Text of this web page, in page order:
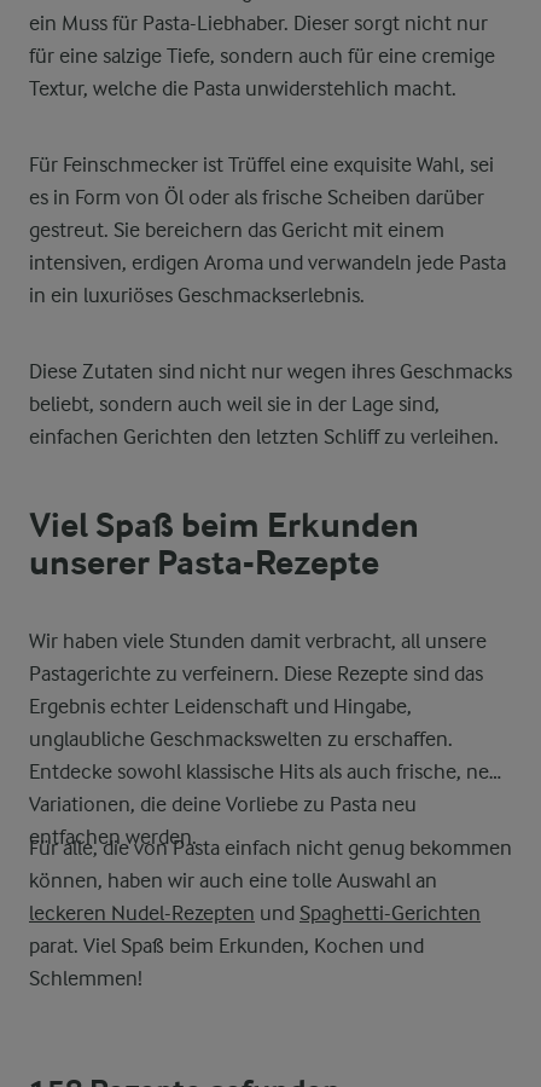
ein Muss für Pasta-Liebhaber. Dieser sorgt nicht nur
für eine salzige Tiefe, sondern auch für eine cremige
Textur, welche die Pasta unwiderstehlich macht.
Für Feinschmecker ist Trüffel eine exquisite Wahl, sei
es in Form von Öl oder als frische Scheiben darüber
gestreut. Sie bereichern das Gericht mit einem
intensiven, erdigen Aroma und verwandeln jede Pasta
in ein luxuriöses Geschmackserlebnis.
Diese Zutaten sind nicht nur wegen ihres Geschmacks
beliebt, sondern auch weil sie in der Lage sind,
einfachen Gerichten den letzten Schliff zu verleihen.
Viel Spaß beim Erkunden
unserer Pasta-Rezepte
Wir haben viele Stunden damit verbracht, all unsere
Pastagerichte zu verfeinern. Diese Rezepte sind das
Ergebnis echter Leidenschaft und Hingabe,
unglaubliche Geschmackswelten zu erschaffen.
Entdecke sowohl klassische Hits als auch frische, neue
Variationen, die deine Vorliebe zu Pasta neu
entfachen werden.
Für alle, die von Pasta einfach nicht genug bekommen
können, haben wir auch eine tolle Auswahl an
leckeren Nudel-Rezepten und Spaghetti-Gerichten
parat. Viel Spaß beim Erkunden, Kochen und
Schlemmen!